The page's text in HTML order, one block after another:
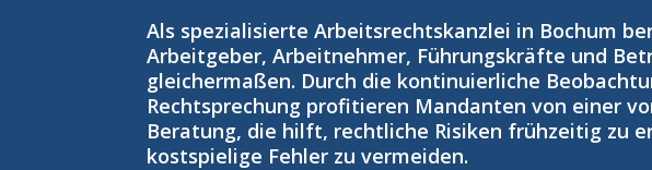
Als spezialisierte Arbeitsrechtskanzlei in Bochum
Arbeitgeber, Arbeitnehmer, Führungskräfte und
gleichermaßen. Durch die kontinuierliche
Rechtsprechung profitieren Mandanten von einer
Beratung, die hilft, rechtliche Risiken frühzeitig zu
kostspielige Fehler zu vermeiden.